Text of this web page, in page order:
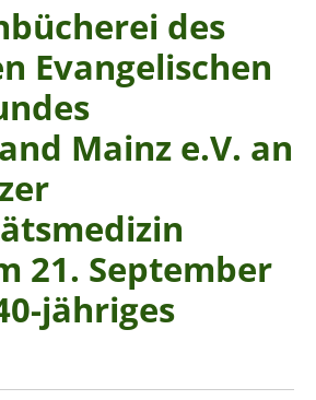
des
Evangelischen
Mainz e.V. an
21. September
jähriges